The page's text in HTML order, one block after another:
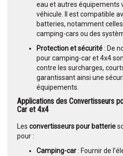
eau et autres équipements
véhicule. Il est compatible
batteries, notamment
camping-cars ou des
Protection et sécurité: De
pour camping-car et 4x4
contre les surcharges,
garantissant ainsi une
équipements.
Applications des Convertisseurs
Car et 4x4
Les convertisseurs pour batterie
pour :
Camping-car: Fournir de